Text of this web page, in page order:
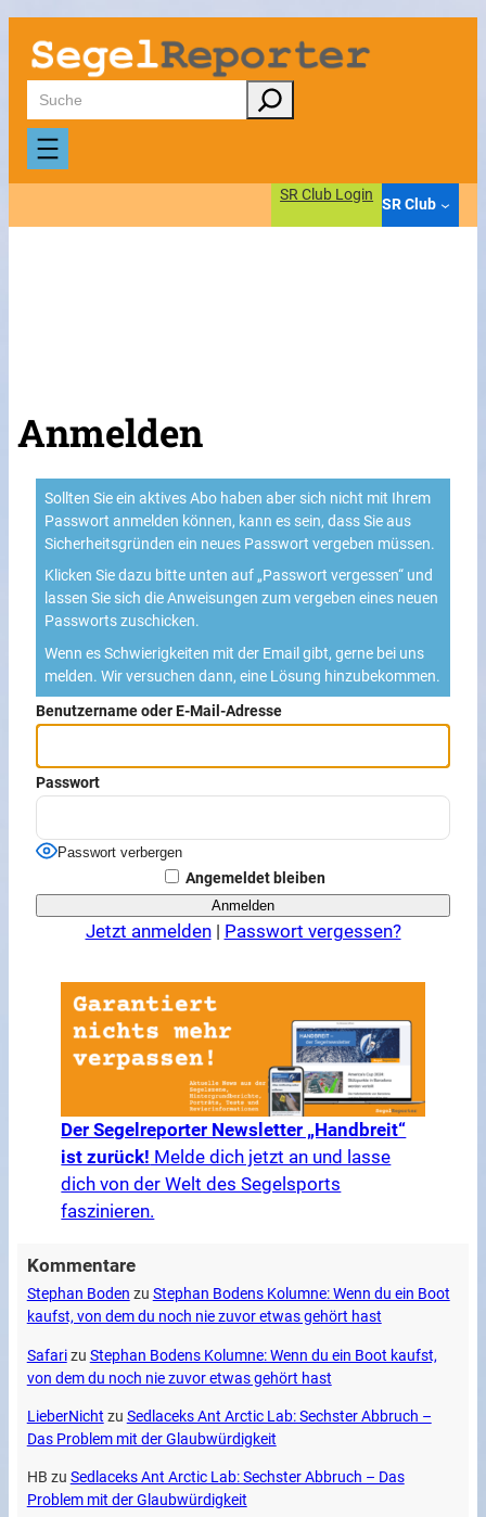
Suchen
SR Club Login
SR Club
Anmelden
Sollten Sie ein aktives Abo haben aber sich nicht mit Ihrem
Passwort anmelden können, kann es sein, dass Sie aus
Sicherheitsgründen ein neues Passwort vergeben müssen.
Klicken Sie dazu bitte unten auf „Passwort vergessen“ und
lassen Sie sich die Anweisungen zum vergeben eines neuen
Passworts zuschicken.
Wenn es Schwierigkeiten mit der Email gibt, gerne bei uns
melden. Wir versuchen dann, eine Lösung hinzubekommen.
Benutzername oder E-Mail-Adresse
Passwort
Passwort verbergen
Angemeldet bleiben
Jetzt anmelden| Passwort vergessen?
Der Segelreporter Newsletter „Handbreit“
ist zurück! Melde dich jetzt an und lasse
dich von der Welt des Segelsports
faszinieren.
Kommentare
Stephan Boden zu Stephan Bodens Kolumne: Wenn du ein Boot
kaufst, von dem du noch nie zuvor etwas gehört hast
Safarizu Stephan Bodens Kolumne: Wenn du ein Boot kaufst,
von dem du noch nie zuvor etwas gehört hast
LieberNicht zu Sedlaceks Ant Arctic Lab: Sechster Abbruch –
Das Problem mit der Glaubwürdigkeit
HB zu Sedlaceks Ant Arctic Lab: Sechster Abbruch – Das
Problem mit der Glaubwürdigkeit